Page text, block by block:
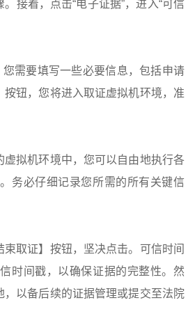
接着，点击“电子证据”，进入“可信
需要填写一些必要信息，包括申请
钮，您将进入取证虚拟机环境，准
拟机环境中，您可以自由地执行各
务必仔细记录您所需的所有关键信
取证】按钮，坚决点击。可信时间
时间戳，以确保证据的完整性。然
以备后续的证据管理或提交至法院